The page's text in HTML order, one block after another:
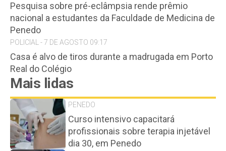
Pesquisa sobre pré-eclâmpsia rende prêmio
nacional a estudantes da Faculdade de Medicina de
Penedo
POLICIAL - 7 DE AGOSTO 09:17
Casa é alvo de tiros durante a madrugada em Porto
Real do Colégio
Mais lidas
PENEDO
Curso intensivo capacitará
profissionais sobre terapia injetável
dia 30, em Penedo